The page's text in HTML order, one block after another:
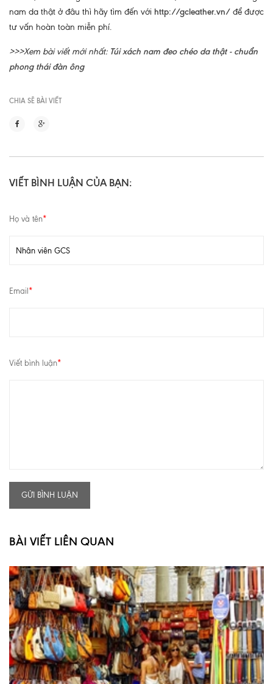
nam da thật ở đâu thì hãy tìm đến với http://gcleather.vn/ để được
tư vấn hoàn toàn miễn phí.
>>>Xem bài viết mới nhất: Túi xách nam đeo chéo da thật - chuẩn
phong thái đàn ông
CHIA SẼ BÀI VIẾT
VIẾT BÌNH LUẬN CỦA BẠN:
Họ và tên*
Email *
Viết bình luận*
GỬI BÌNH LUẬN
BÀI VIẾT LIÊN QUAN